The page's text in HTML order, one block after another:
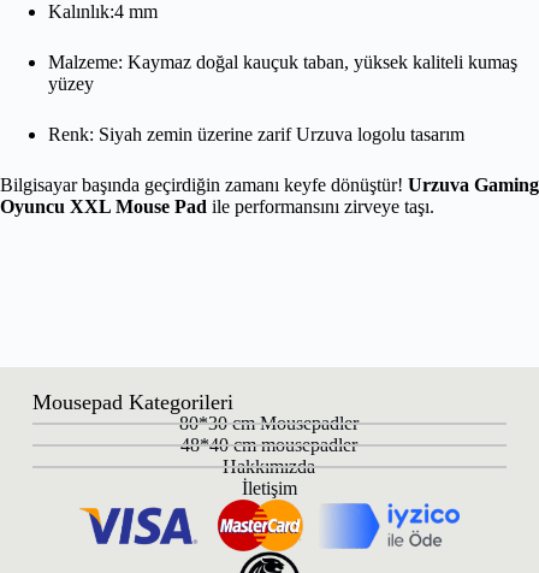
Kalınlık:4 mm
Malzeme: Kaymaz doğal kauçuk taban, yüksek kaliteli kumaş
yüzey
Renk: Siyah zemin üzerine zarif Urzuva logolu tasarım
Bilgisayar başında geçirdiğin zamanı keyfe dönüştür! Urzuva Gaming
Oyuncu XXL Mouse Pad ile performansını zirveye taşı.
Mousepad Kategorileri
80*30 cm Mousepadler
48*40 cm mousepadler
Hakkımızda
İletişim